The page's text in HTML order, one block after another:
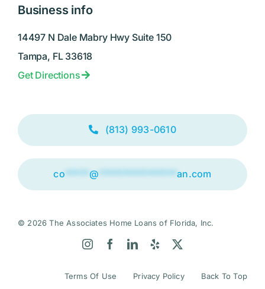
Business info
14497 N Dale Mabry Hwy Suite 150
Tampa, FL 33618
Get Directions
(813) 993-0610
co *****@ ****************an.com
© 2026 The Associates Home Loans of Florida, Inc.
Terms Of Use Privacy Policy Back To Top